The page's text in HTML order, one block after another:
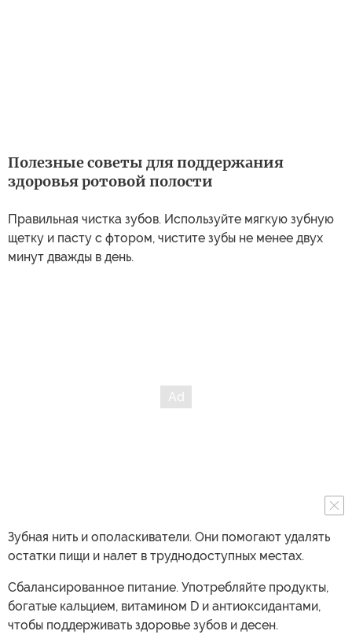
Полезные советы для поддержания
здоровья ротовой полости
Правильная чистка зубов. Используйте мягкую зубную
щетку и пасту с фтором, чистите зубы не менее двух
минут дважды в день.
Зубная нить и ополаскиватели. Они помогают удалять
остатки пищи и налет в труднодоступных местах.
Сбалансированное питание. Употребляйте продукты,
богатые кальцием, витамином D и антиоксидантами,
чтобы поддерживать здоровье зубов и десен.